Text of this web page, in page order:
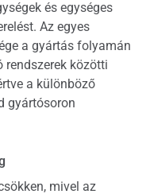
és egységes
Az egyes
a gyártás folyamán
rendszerek közötti
a különböző
gyártósoron
mivel az